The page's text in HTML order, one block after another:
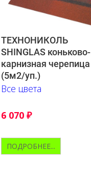
ТЕХНОНИКОЛЬ
SHINGLAS коньково-
карнизная черепица
(5м2/уп.)
Все цвета
6 070 ₽
ПОДРОБНЕЕ...